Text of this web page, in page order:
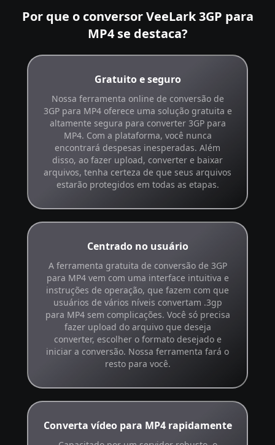
Por que o conversor VeeLark 3GP para
MP4 se destaca?
Gratuito e seguro
Nossa ferramenta online de conversão de
3GP para MP4 oferece uma solução gratuita e
altamente segura para converter 3GP para
MP4. Com a plataforma, você nunca
encontrará despesas inesperadas. Além
disso, ao fazer upload, converter e baixar
arquivos, tenha certeza de que seus arquivos
estarão protegidos em todas as etapas.
Centrado no usuário
A ferramenta gratuita de conversão de 3GP
para MP4 vem com uma interface intuitiva e
instruções de operação, que fazem com que
usuários de vários níveis convertam .3gp
para MP4 sem complicações. Você só precisa
fazer upload do arquivo que deseja
converter, escolher o formato desejado e
iniciar a conversão. Nossa ferramenta fará o
resto para você.
Converta vídeo para MP4 rapidamente